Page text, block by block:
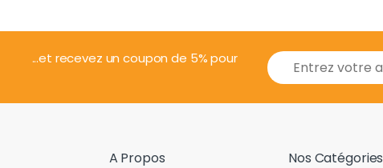
...et recevez un coupon de 5% pour
E
m
i
A Propos Nos Catégories